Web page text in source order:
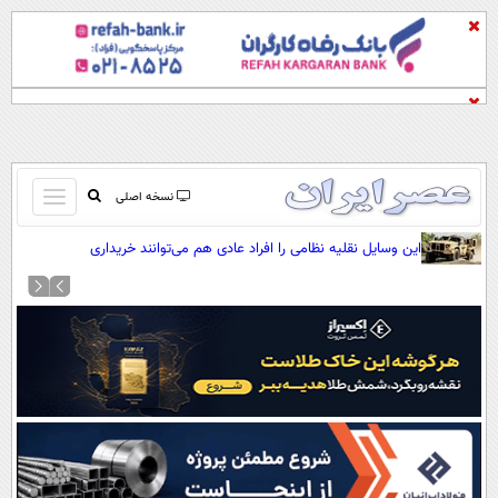
نسخه اصلی
باز
و
کردن
صفحه اول
آرشیو
نظرسنجی
آب و هوا
اوقات شرعی
سواد زندگی
این وسایل نقلیه نظامی را افراد عادی هم می‌توانند خریداری